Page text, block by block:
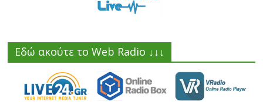
Εδώ ακούτε το Web Radio ↓↓↓